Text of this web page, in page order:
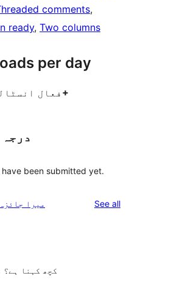
comments
ready, Two columns
per day
فعال 60+
have been submitted yet.
میرا See allreviews
کچھ کہنا ہے؟